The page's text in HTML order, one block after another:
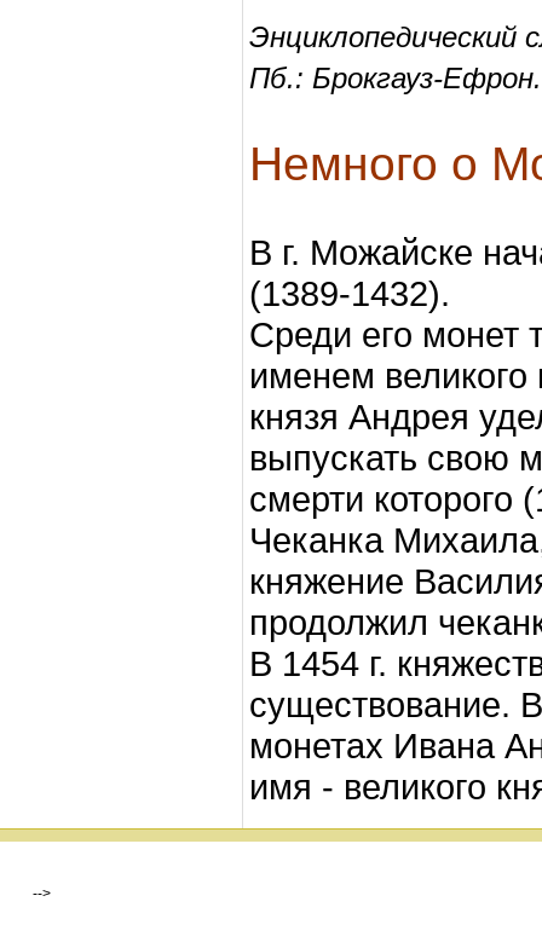
Пб.: Брокгауз-
Немного о
В г. Можайске
(1389-1432).
Среди его монет
именем
князя Андрея
выпускать свою
смерти которого
Чеканка
княжение
продолжил
В 1454 г.
существование.
монетах Ивана
имя - великого
-->